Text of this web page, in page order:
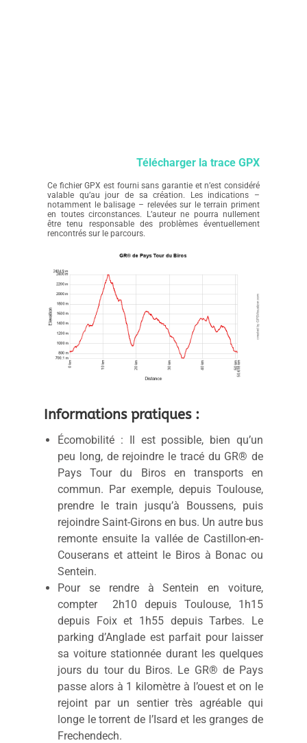
Télécharger la trace GPX
Ce fichier GPX est fourni sans garantie et n’est considéré
valable qu’au jour de sa création. Les indications –
notamment le balisage – relevées sur le terrain priment
en toutes circonstances. L’auteur ne pourra nullement
être tenu responsable des problèmes éventuellement
rencontrés sur le parcours.
Informations pratiques :
Écomobilité : Il est possible, bien qu’un
peu long, de rejoindre le tracé du GR® de
Pays Tour du Biros en transports en
commun. Par exemple, depuis Toulouse,
prendre le train jusqu’à Boussens, puis
rejoindre Saint-Girons en bus. Un autre bus
remonte ensuite la vallée de Castillon-en-
Couserans et atteint le Biros à Bonac ou
Sentein.
Pour se rendre à Sentein en voiture,
compter 2h10 depuis Toulouse, 1h15
depuis Foix et 1h55 depuis Tarbes. Le
parking d’Anglade est parfait pour laisser
sa voiture stationnée durant les quelques
jours du tour du Biros. Le GR® de Pays
passe alors à 1 kilomètre à l’ouest et on le
rejoint par un sentier très agréable qui
longe le torrent de l’Isard et les granges de
Frechendech.